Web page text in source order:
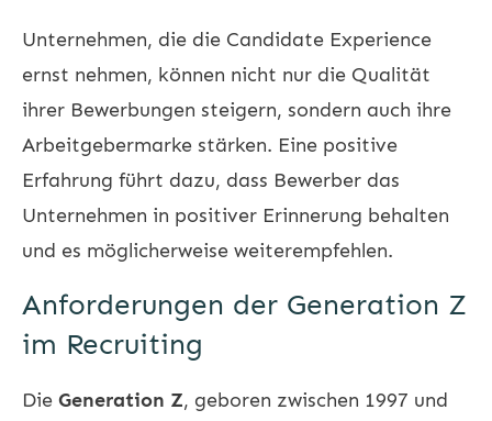
Unternehmen, die die Candidate Experience
ernst nehmen, können nicht nur die Qualität
ihrer Bewerbungen steigern, sondern auch ihre
Arbeitgebermarke stärken. Eine positive
Erfahrung führt dazu, dass Bewerber das
Unternehmen in positiver Erinnerung behalten
und es möglicherweise weiterempfehlen.
Anforderungen der Generation Z
im Recruiting
Die Generation Z, geboren zwischen 1997 und